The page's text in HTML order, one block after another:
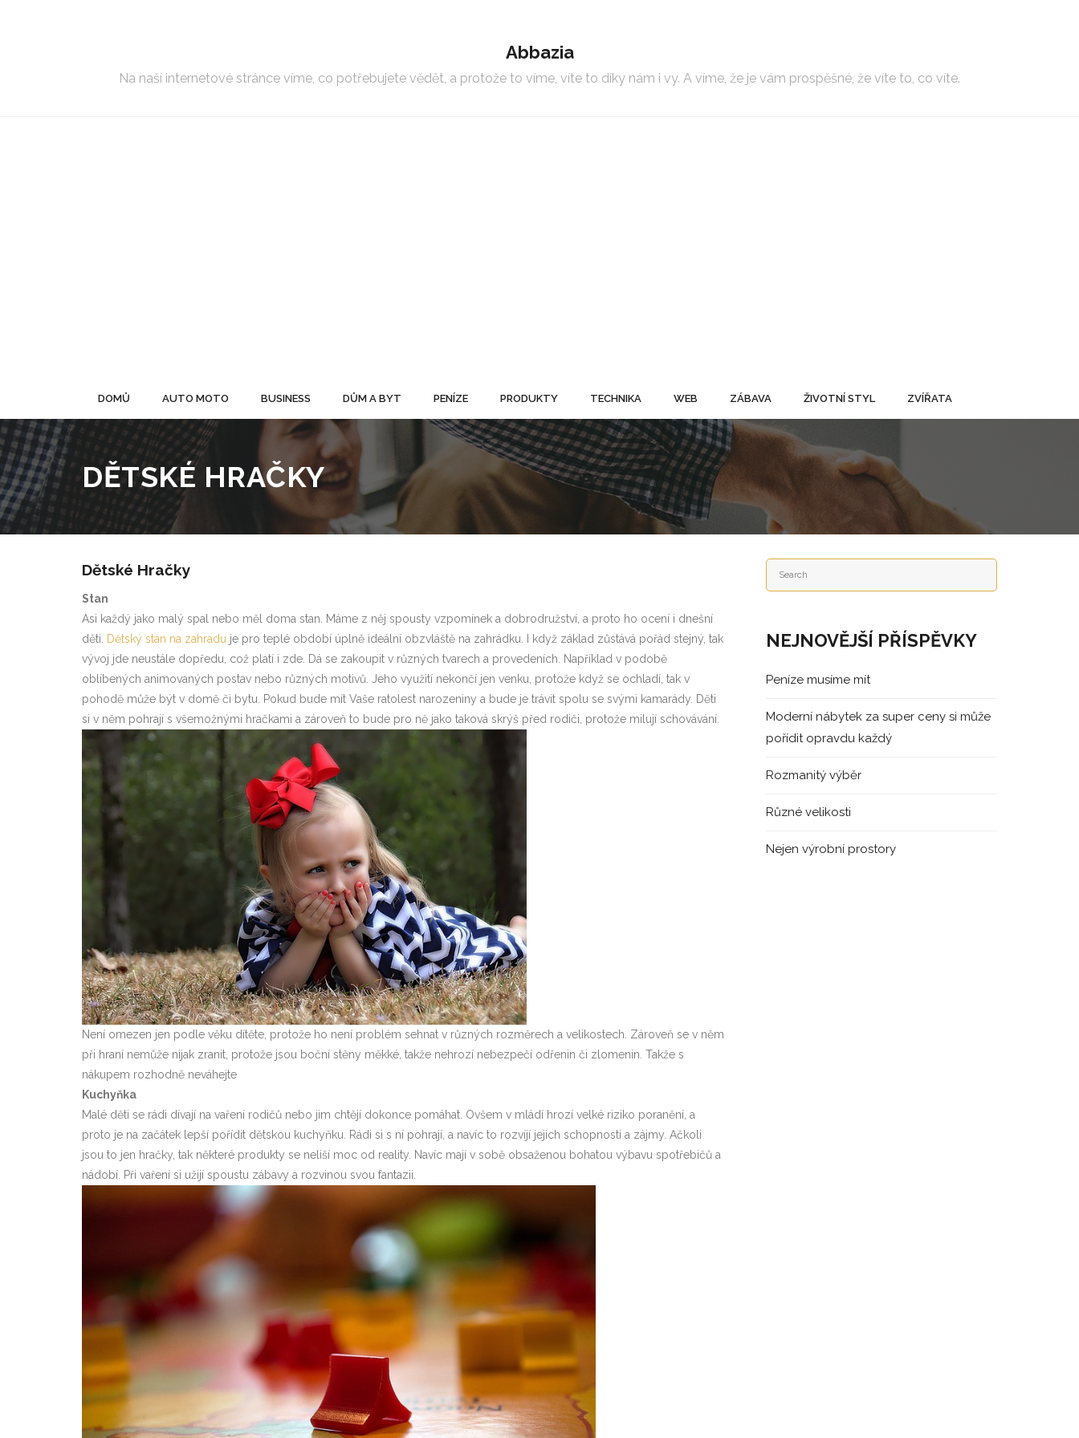
Abbazia
Na naší internetové stránce víme, co potřebujete vědět, a protože to víme, víte to díky nám i vy. A víme, že je vám prospěšné, že víte to, co víte.
DOMŮ AUTO MOTO BUSINESS DŮM A BYT PENÍZE PRODUKTY TECHNIKA WEB ZÁBAVA ŽIVOTNÍ STYL ZVÍŘATA
DĚTSKÉ HRAČKY
Dětské Hračky
Stan
Asi každý jako malý spal nebo měl doma stan. Máme z něj spousty vzpomínek a dobrodružství, a proto ho ocení i dnešní
děti.
Dětský stan na zahradu je pro teplé období úplně ideální obzvláště na zahrádku. I když základ zůstává pořád stejný, tak
vývoj jde neustále dopředu, což platí i zde. Dá se zakoupit v různých tvarech a provedeních. Například v podobě
oblíbených animovaných postav nebo různých motivů. Jeho využití nekončí jen venku, protože když se ochladí, tak v
pohodě může být v domě či bytu. Pokud bude mít Vaše ratolest narozeniny a bude je trávit spolu se svými kamarády. Děti
si v něm pohrají s všemožnými hračkami a zároveň to bude pro ně jako taková skrýš před rodiči, protože milují schovávání.
Není omezen jen podle věku dítěte, protože ho není problém sehnat v různých rozměrech a velikostech. Zároveň se v něm
při hraní nemůže nijak zranit, protože jsou boční stěny měkké, takže nehrozí nebezpečí odřenin či zlomenin. Takže s
nákupem rozhodně neváhejte
Kuchyňka
Malé děti se rádi dívají na vaření rodičů nebo jim chtějí dokonce pomáhat. Ovšem v mládí hrozí velké riziko poranění, a
proto je na začátek lepší pořídit dětskou kuchyňku. Rádi si s ní pohrají, a navíc to rozvíjí jejich schopnosti a zájmy. Ačkoli
jsou to jen hračky, tak některé produkty se neliší moc od reality. Navíc mají v sobě obsaženou bohatou výbavu spotřebičů a
nádobí. Při vaření si užijí spoustu zábavy a rozvinou svou fantazii.
NEJNOVĚJŠÍ PŘÍSPĚVKY
Peníze musíme mít
Moderní nábytek za super ceny si může
pořídit opravdu každý
Rozmanitý výběr
Různé velikosti
Nejen výrobní prostory